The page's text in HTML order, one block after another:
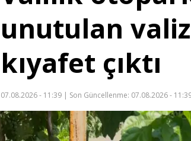
unutulan
kıyafet çıktı
07.08.2026 - 11:39 | Son Güncellenme: 07.08.2026 -